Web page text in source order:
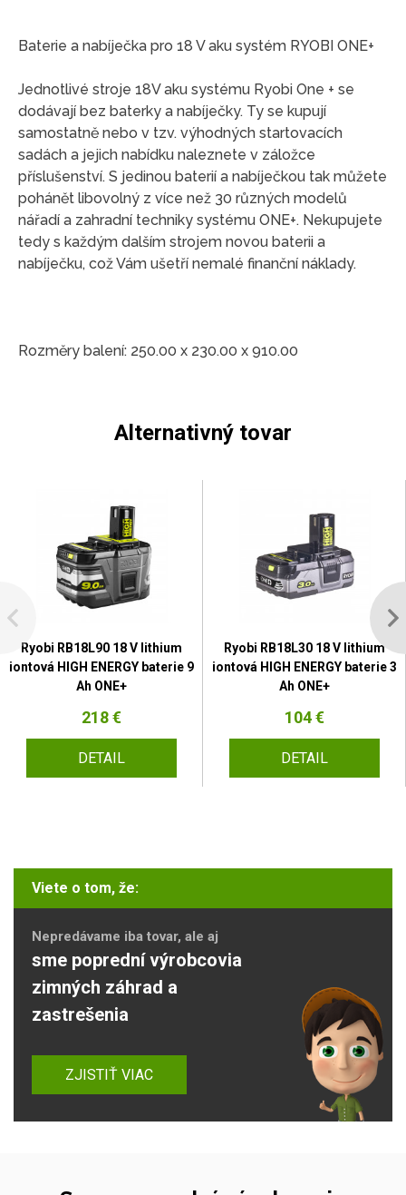
Baterie a nabíječka pro 18 V aku systém RYOBI ONE+
Jednotlivé stroje 18V aku systému Ryobi One + se
dodávají bez baterky a nabíječky. Ty se kupují
samostatně nebo v tzv. výhodných startovacích
sadách a jejich nabídku naleznete v záložce
příslušenství. S jedinou baterií a nabíječkou tak můžete
pohánět libovolný z více než 30 různých modelů
nářadí a zahradní techniky systému ONE+. Nekupujete
tedy s každým dalším strojem novou baterii a
nabíječku, což Vám ušetří nemalé finanční náklady.
Rozměry balení: 250.00 x 230.00 x 910.00
Alternativný tovar
Ryobi RB18L90 18 V lithium
iontová HIGH ENERGY baterie 9
Ah ONE+
218 €
DETAIL
Ryobi RB18L30 18 V lithium
iontová HIGH ENERGY baterie 3
Ah ONE+
104 €
DETAIL
Viete o tom, že:
Nepredávame iba tovar, ale aj
sme poprední výrobcovia
zimných záhrad a
zastrešenia
ZJISTIŤ VIAC